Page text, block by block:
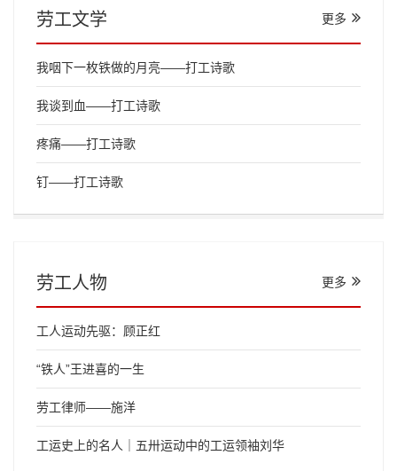
劳工文学 更多
我咽下一枚铁做的月亮——打工诗歌
我谈到血——打工诗歌
疼痛——打工诗歌
钉——打工诗歌
劳工人物 更多
工人运动先驱：顾正红
“铁人”王进喜的一生
劳工律师——施洋
工运史上的名人｜五卅运动中的工运领袖刘华